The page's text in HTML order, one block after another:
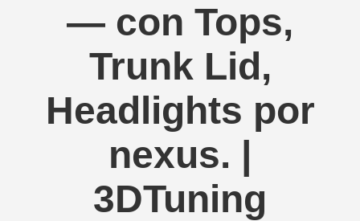
— con Tops,
Trunk Lid,
Headlights por
nexus. |
3DTuning